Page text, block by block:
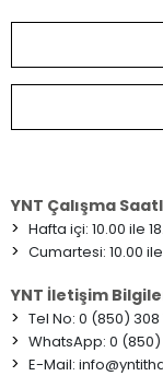
YNT Çalışma
> Hafta içi: 10.00 ile
> Cumartesi: 10.00
YNT İletişim
> Tel No: 0 (850) 308
> WhatsApp: 0 (850)
> E-Mail: